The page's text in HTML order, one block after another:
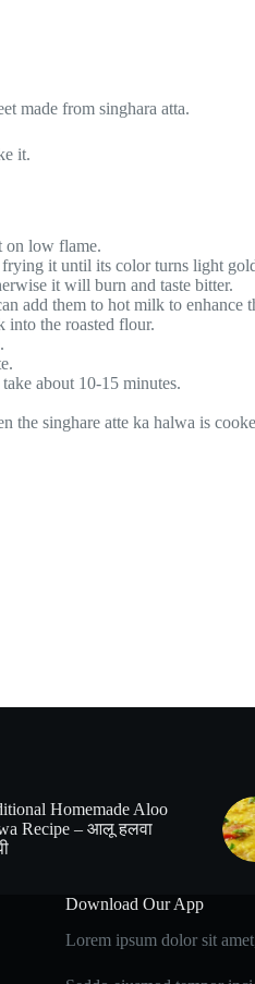
made from singhara atta.
it.
on low flame.
it until its color turns light
it will burn and taste bitter.
add them to hot milk to enhance
the roasted flour.
about 10-15 minutes.
singhare atte ka halwa is
Homemade Aloo
Recipe – आलू हलवा
Download Our App
Lorem ipsum dolor sit